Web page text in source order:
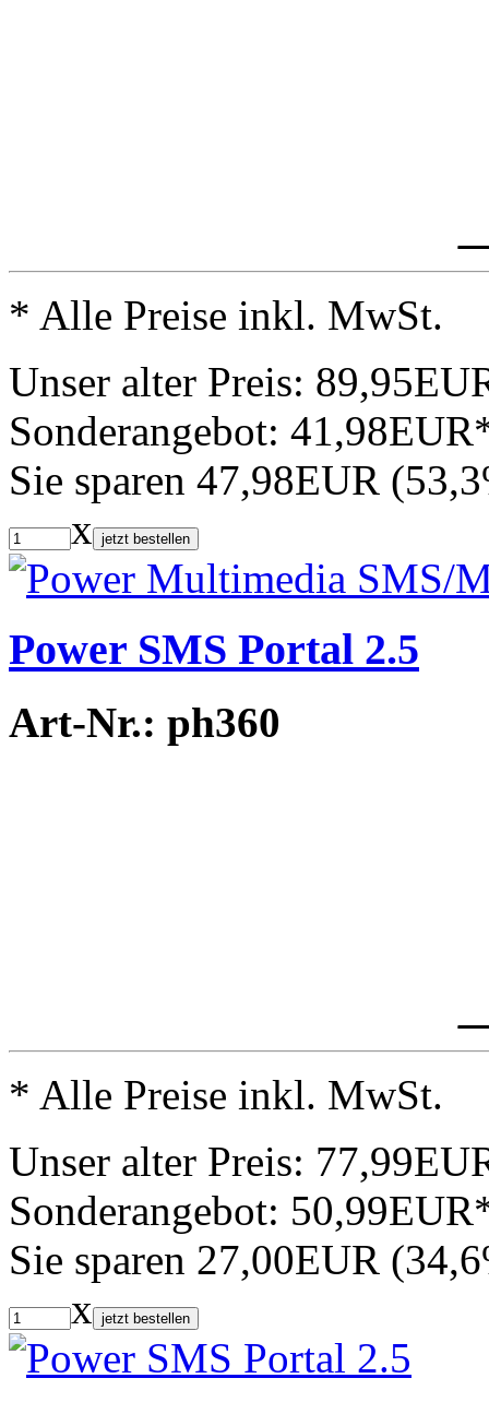
* Alle Preise inkl. MwSt.
Unser alter Preis:
Sonderangebot:
Sie sparen 47,98EUR
x jetzt bestellen
Power SMS Portal 2.5
Art-Nr.: ph360
* Alle Preise inkl. MwSt.
Unser alter Preis:
Sonderangebot:
Sie sparen 27,00EUR
x jetzt bestellen